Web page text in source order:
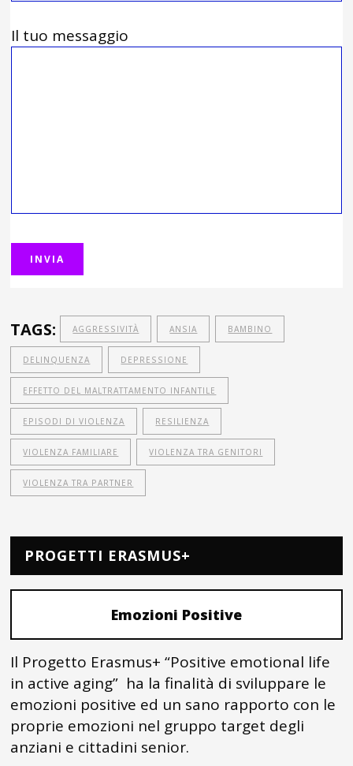
Il tuo messaggio
TAGS: AGGRESSIVITÀ ANSIA BAMBINO
DELINQUENZA DEPRESSIONE
EFFETTO DEL MALTRATTAMENTO INFANTILE
EPISODI DI VIOLENZA RESILIENZA
VIOLENZA FAMILIARE VIOLENZA TRA GENITORI
VIOLENZA TRA PARTNER
PROGETTI ERASMUS+
Emozioni Positive
Il Progetto Erasmus+ “Positive emotional life
in active aging” ha la finalità di sviluppare le
emozioni positive ed un sano rapporto con le
proprie emozioni nel gruppo target degli
anziani e cittadini senior.